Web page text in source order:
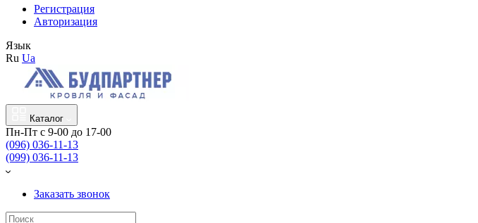
Регистрация
Авторизация
Язык
Ru Ua
Каталог
Пн-Пт с 9-00 до 17-00
(096) 036-11-13
(099) 036-11-13
Заказать звонок